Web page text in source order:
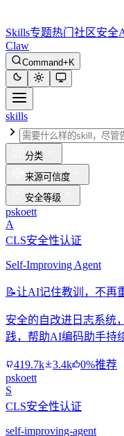
Skills专题热门 社区安全
Claw
Command+K
skills
分类
来源可信度
安全等级
pskoett
A
CLS安全性认证
Self-Improving Agent
📝让AI记住教训，不再
安全的自改进日志系统
践，帮助AI编码助手持
419.7k 3.4k
0%推荐
pskoett
S
CLS安全性认证
self-improving-agent